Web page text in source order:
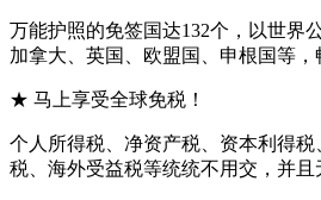
万能护照的免签国达132个，以世界
加拿大、英国、欧盟国、申根国等，
★ 马上享受全球免税！
个人所得税、净资产税、资本利得
税、海外受益税等统统不用交，并且